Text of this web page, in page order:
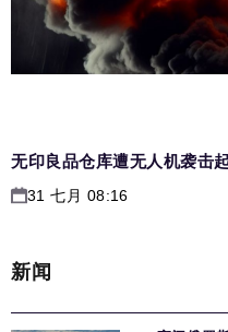
无印良品仓库遭无人机袭击
31 七月 08:16
新闻